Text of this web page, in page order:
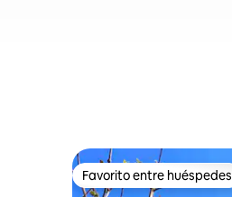
Favorito entre huéspedes
Favorito entre huéspedes